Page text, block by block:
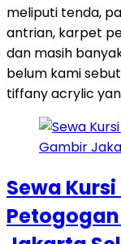
meliputi tenda,
antrian, karpet
dan masih
belum kami
tiffany acrylic
Sewa